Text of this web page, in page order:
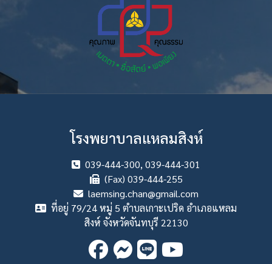
โรงพยาบาลแหลมสิงห์
039-444-300, 039-444-301
(Fax) 039-444-255
laemsing.chan@gmail.com
ที่อยู่ 79/24 หมู่ 5 ตำบลเกาะเปริด อำเภอแหลม
สิงห์ จังหวัดจันทบุรี 22130